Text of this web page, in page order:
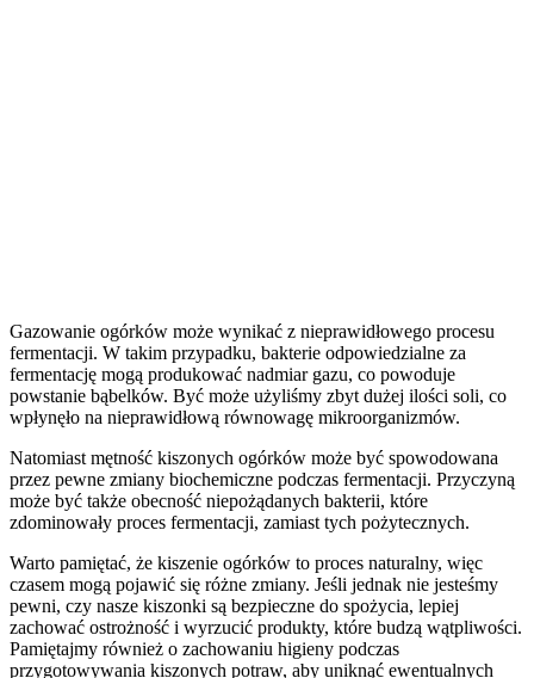
Gazowanie ogórków może wynikać z nieprawidłowego procesu
fermentacji. W takim przypadku, bakterie odpowiedzialne za
fermentację mogą produkować nadmiar gazu, co powoduje
powstanie bąbelków. Być może użyliśmy zbyt dużej ilości soli, co
wpłynęło na nieprawidłową równowagę mikroorganizmów.
Natomiast mętność kiszonych ogórków może być spowodowana
przez pewne zmiany biochemiczne podczas fermentacji. Przyczyną
może być także obecność niepożądanych bakterii, które
zdominowały proces fermentacji, zamiast tych pożytecznych.
Warto pamiętać, że kiszenie ogórków to proces naturalny, więc
czasem mogą pojawić się różne zmiany. Jeśli jednak nie jesteśmy
pewni, czy nasze kiszonki są bezpieczne do spożycia, lepiej
zachować ostrożność i wyrzucić produkty, które budzą wątpliwości.
Pamiętajmy również o zachowaniu higieny podczas
przygotowywania kiszonych potraw, aby uniknąć ewentualnych